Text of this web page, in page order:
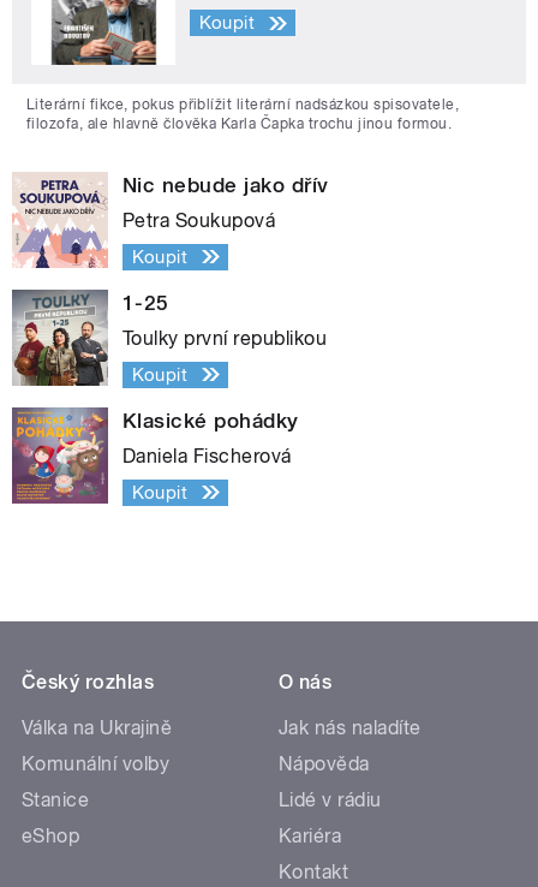
Koupit
Literární fikce, pokus přiblížit literární nadsázkou spisovatele,
filozofa, ale hlavně člověka Karla Čapka trochu jinou formou.
Nic nebude jako dřív
Petra Soukupová
Koupit
1-25
Toulky první republikou
Koupit
Klasické pohádky
Daniela Fischerová
Koupit
Český rozhlas
Válka na Ukrajině
Komunální volby
Stanice
eShop
O nás
Jak nás naladíte
Nápověda
Lidé v rádiu
Kariéra
Kontakt